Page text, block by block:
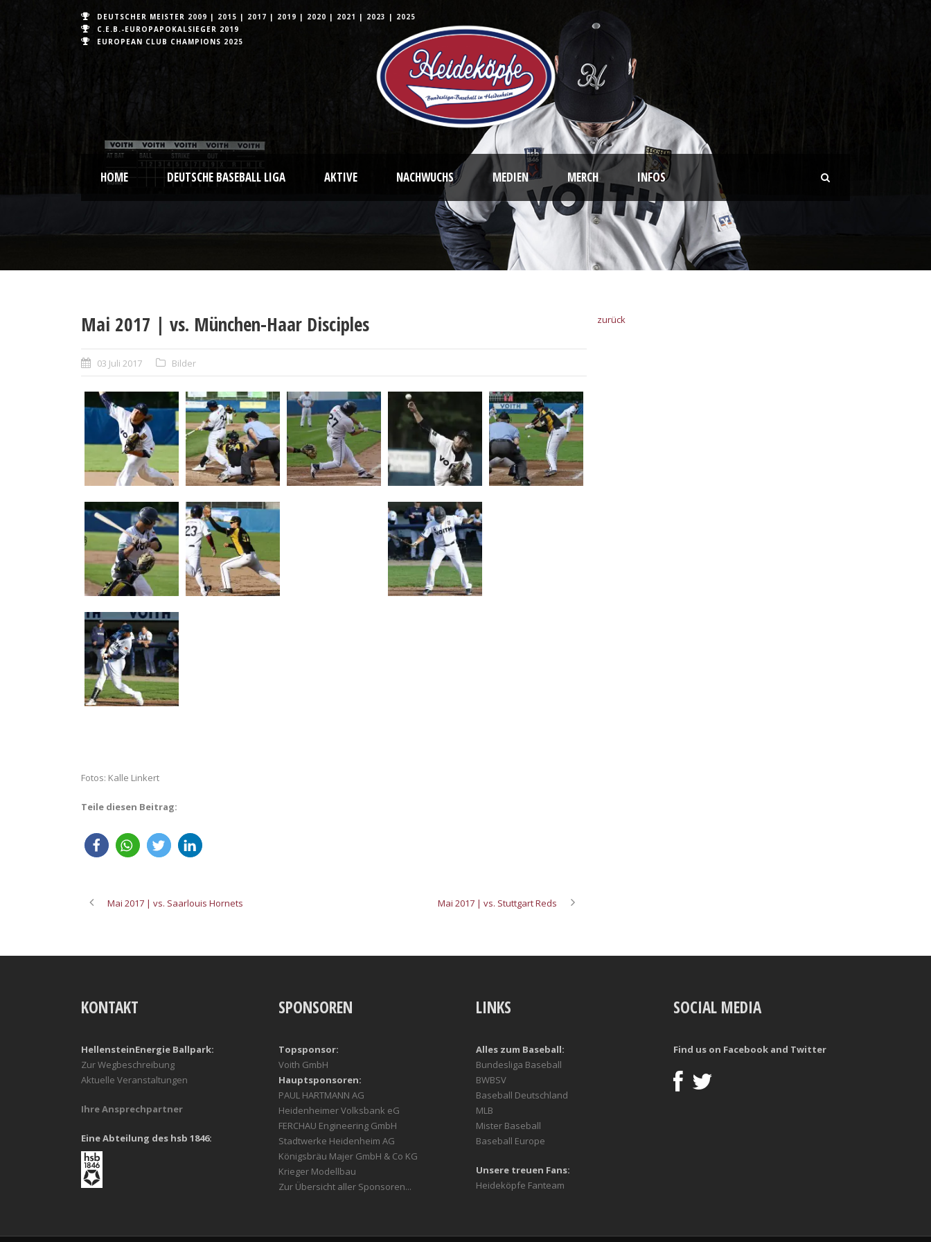
DEUTSCHER MEISTER 2009 | 2015 | 2017 | 2019 | 2020 | 2021 | 2023 | 2025
C.E.B.-EUROPAPOKALSIEGER 2019
EUROPEAN CLUB CHAMPIONS 2025
HOME DEUTSCHE BASEBALL LIGA AKTIVE NACHWUCHS MEDIEN MERCH INFOS
Mai 2017 | vs. München-Haar Disciples
03 Juli 2017 Bilder
Fotos: Kalle Linkert
Teile diesen Beitrag:
Mai 2017 | vs. Saarlouis Hornets Mai 2017 | vs. Stuttgart Reds
zurück
KONTAKT
HellensteinEnergie Ballpark:
Zur Wegbeschreibung
Aktuelle Veranstaltungen
Ihre Ansprechpartner
Eine Abteilung des hsb 1846:
SPONSOREN
Topsponsor:
Voith GmbH
Hauptsponsoren:
PAUL HARTMANN AG
Heidenheimer Volksbank eG
FERCHAU Engineering GmbH
Stadtwerke Heidenheim AG
Königsbräu Majer GmbH & Co KG
Krieger Modellbau
Zur Übersicht aller Sponsoren...
LINKS
Alles zum Baseball:
Bundesliga Baseball
BWBSV
Baseball Deutschland
MLB
Mister Baseball
Baseball Europe
Unsere treuen Fans:
Heideköpfe Fanteam
SOCIAL MEDIA
Find us on Facebook and Twitter